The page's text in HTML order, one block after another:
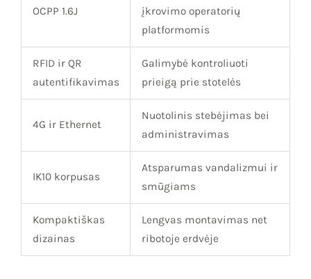
OCPP 1.6J
įkrovimo operatorių
platformomis
RFID ir QR
autentifikavimas
Galimybė kontroliuoti
prieigą prie stotelės
4G ir Ethernet
Nuotolinis stebėjimas bei
administravimas
IK10 korpusas
Atsparumas vandalizmui ir
smūgiams
Kompaktiškas
dizainas
Lengvas montavimas net
ribotoje erdvėje